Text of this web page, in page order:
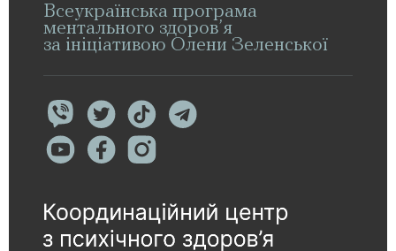
Всеукраїнська програма
ментального здоров’я
за ініціативою Олени Зеленської